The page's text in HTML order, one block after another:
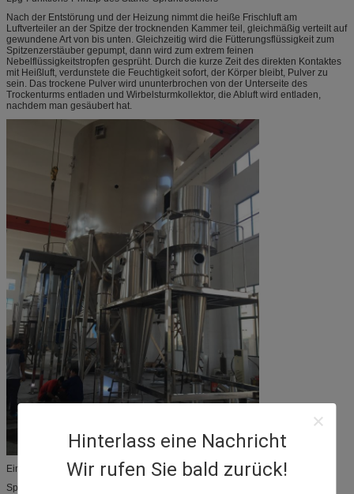
Hinterlass eine Nachricht
Wir rufen Sie bald zurück!
Nach der Entstörung und der Heizung nimmt die heiße Frischluft am
Luftverteiler an der Spitze der trocknenden Kammer teil, gleichmäßig verteilt auf
gewundene Art von bis unten. Gleichzeitig wird die Fütterungsflüssigkeit zum
Spitzenzerstäuber gepumpt, dann wird zum extrem feinen
Nebelflüssigkeitstropfen gesprüht. Durch die kurze Zeit des direkten Kontaktes
mit Heißluft, verdunstete die Feuchtigkeit sofort, der Körper bleibt, Pulver zu
sein. Das trockene Pulver wird ununterbrochen von der Unterseite des
Trockenturms entladen und Wirbelsturmkollektor, die Abluft wird entladen,
nachdem man gesäubert hat.
Einleitung
Sprühtrocknung ist die Technologie, die in der flüssigen formenden